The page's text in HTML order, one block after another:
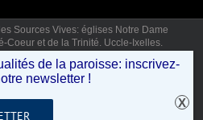
Sources Vives: églises Notre Dame
Coeur et de la Trinité. Uccle-Ixelles.
Tél: 02 346 92 12 (lun,
Copyright 2019 - Unité Pastorale des
Vives .
de la paroisse: inscrivez-
newsletter !